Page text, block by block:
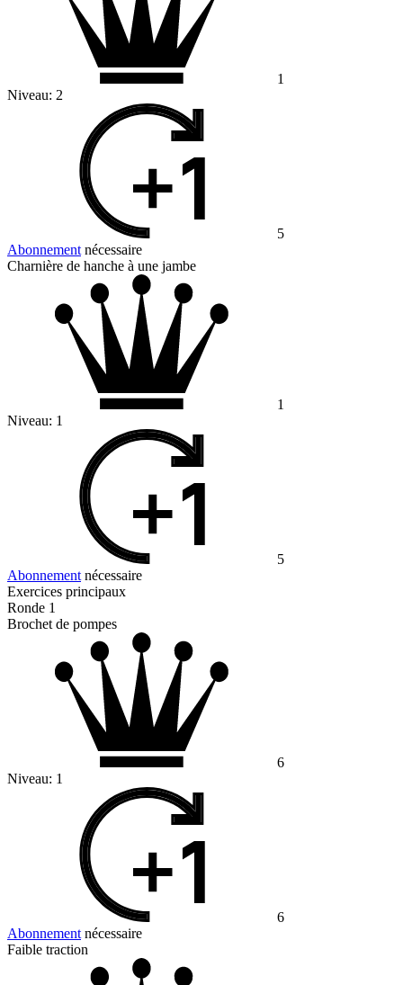
1
Niveau: 2
5
Abonnement nécessaire
Charnière de hanche à une jambe
1
Niveau: 1
5
Abonnement nécessaire
Exercices principaux
Ronde 1
Brochet de pompes
6
Niveau: 1
6
Abonnement nécessaire
Faible traction